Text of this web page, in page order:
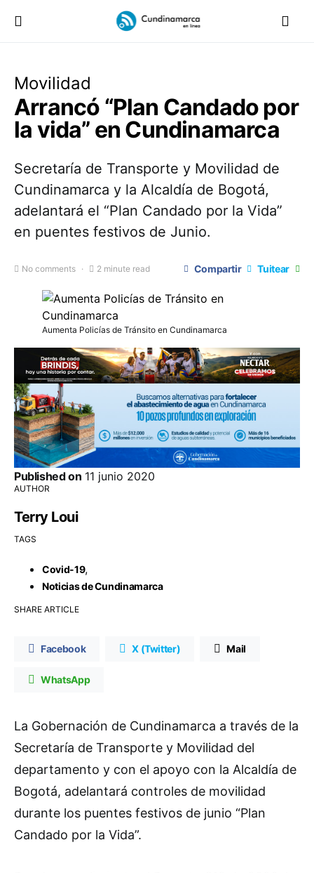
Movilidad
Arrancó “Plan Candado por
la vida” en Cundinamarca
Secretaría de Transporte y Movilidad de
Cundinamarca y la Alcaldía de Bogotá,
adelantará el “Plan Candado por la Vida”
en puentes festivos de Junio.
No comments 2 minute read Compartir Tuitear
Aumenta Policías de Tránsito en Cundinamarca
Published on 11 junio 2020
AUTHOR
Terry Loui
TAGS
Covid-19,
Noticias de Cundinamarca
SHARE ARTICLE
Facebook X (Twitter) Mail
WhatsApp
La Gobernación de Cundinamarca a través de la
Secretaría de Transporte y Movilidad del
departamento y con el apoyo con la Alcaldía de
Bogotá, adelantará controles de movilidad
durante los puentes festivos de junio “Plan
Candado por la Vida”.